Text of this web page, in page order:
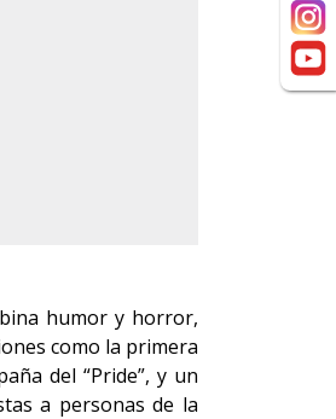
humor y horror,
como la primera
del “Pride”, y un
a personas de la